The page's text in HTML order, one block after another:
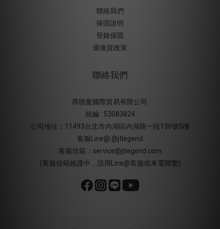
聯絡我們
保固說明
登錄保固
退換貨政策
聯絡我們
席德曼國際貿易有限公司
統編 : 53083824
公司地址：11493台北市內湖區內湖路一段136號5樓
客服Line@:@jtlegend
客服信箱：service@jtlegend.com
(客服信箱維護中，請用Line@客服或來電聯繫)